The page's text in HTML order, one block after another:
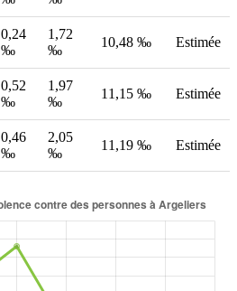
0,24
‰
1,72
‰
10,48 ‰ Estimée
0,52
‰
1,97
‰
11,15 ‰ Estimée
0,46
‰
2,05
‰
11,19 ‰ Estimée